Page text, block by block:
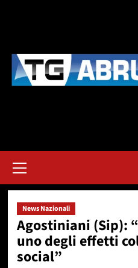
principale
News Nazionali
Agostiniani (Sip):
uno degli effetti
social”